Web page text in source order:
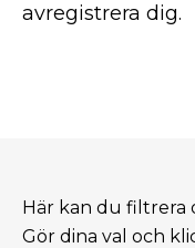
avregistrera dig.
Här kan du filtrera
Gör dina val och